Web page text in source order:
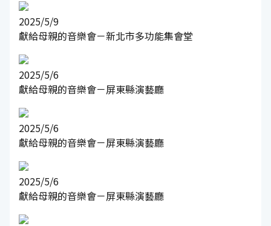
2025/5/9
獻給母親的音樂會－新北市多功能集會堂
2025/5/6
獻給母親的音樂會－屏東縣演藝廳
2025/5/6
獻給母親的音樂會－屏東縣演藝廳
2025/5/6
獻給母親的音樂會－屏東縣演藝廳